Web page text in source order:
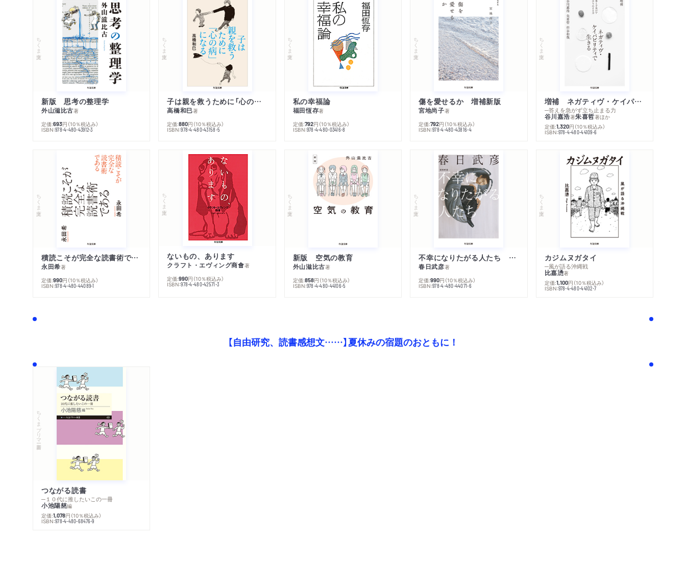
ちくま文庫
新版 思考の整理学
外山滋比古著
定価:693円 （10％税込み）
ISBN:978-4-480-43912-3
ちくま文庫
子は親を救うために「心の病」になる
高橋和巳著
定価:880円 （10％税込み）
ISBN:978-4-480-43158-5
ちくま文庫
私の幸福論
福田恆存著
定価:792円 （10％税込み）
ISBN:978-4-480-03416-8
ちくま文庫
傷を愛せるか 増補新版
宮地尚子著
定価:792円 （10％税込み）
ISBN:978-4-480-43816-4
ちくま文庫
増補 ネガティヴ・ケイパビリティで生きる
─答えを急がず立ち止まる力
谷川嘉浩著朱喜哲著ほか
定価:1,320円 （10％税込み）
ISBN:978-4-480-44109-6
ちくま文庫
積読こそが完全な読書術である
永田希著
定価:990円 （10％税込み）
ISBN:978-4-480-44089-1
ちくま文庫
ないもの、あります
クラフト・エヴィング商會著
定価:990円 （10％税込み）
ISBN:978-4-480-42571-3
ちくま文庫
新版 空気の教育
外山滋比古著
定価:858円 （10％税込み）
ISBN:978-4-480-44106-5
ちくま文庫
不幸になりたがる人たち 増補新版
春日武彦著
定価:990円 （10％税込み）
ISBN:978-4-480-44071-6
ちくま文庫
カジムヌガタイ
─風が語る沖縄戦
比嘉慂著
定価:1,100円 （10％税込み）
ISBN:978-4-480-44102-7
【自由研究、読書感想文……】夏休みの宿題のおともに！
ちくまプリマー新書
つながる読書
─１０代に推したいこの一冊
小池陽慈編
定価:1,078円 （10％税込み）
ISBN:978-4-480-68476-9